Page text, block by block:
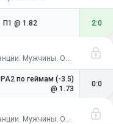
П1 @ 1.82 2:0
Теннис / Открытый чемпионат Франции. Мужчины. Одиночный разряд. 1/2 финала
по геймам (-3.5)
@ 1.73
0:0
Теннис / Открытый чемпионат Франции. Мужчины. Одиночный разряд. 1/2 финала